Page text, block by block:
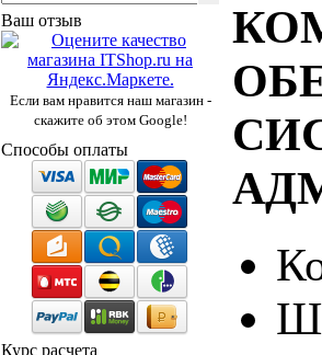
Ваш отзыв
Если вам нравится наш магазин -
скажите об этом Google!
Способы оплаты
Курс расчета